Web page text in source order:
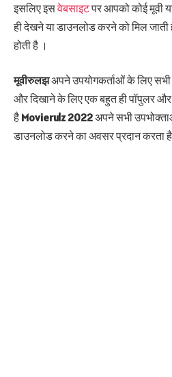
इसलिए इसवेबसाइटपर आपको कोई मूवी
ही देखने या डाउनलोड करने को मिल
होती है ।
मूवीरुलझअपने उपयोगकर्ताओं के लिए
और दिखाने के लिए एक बहुत ही पॉपुलर
है Movierulz2022अपने सभी
डाउनलोड करने का अवसर प्रदान करता